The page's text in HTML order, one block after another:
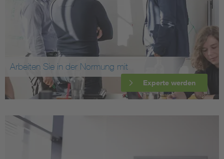
Arbeiten Sie in der Normung mit
Experte werden